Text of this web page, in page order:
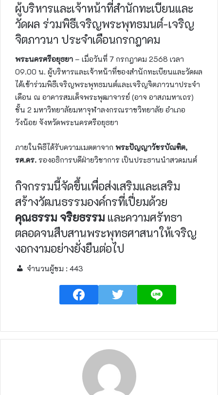
ผู้บริหารและเจ้าหน้าที่สำนักทะเบียนและ
วัดผล ร่วมพิธีเจริญพระพุทธมนต์-เจริญ
จิตภาวนา ประจำเดือนกรกฎาคม
พระนครศรีอยุธยา – เมื่อวันที่ 7 กรกฎาคม 2568 เวลา
09.00 น. ผู้บริหารและเจ้าหน้าที่ของสำนักทะเบียนและวัดผล
ได้เข้าร่วมพิธีเจริญพระพุทธมนต์และเจริญจิตภาวนาประจำ
เดือน ณ อาคารสมเด็จพระพุฒาจารย์ (อาจ อาสภมหาเถร)
ชั้น 2 มหาวิทยาลัยมหาจุฬาลงกรณราชวิทยาลัย อำเภอ
วังน้อย จังหวัดพระนครศรีอยุธยา
ภายในพิธีได้รับความเมตตาจาก พระปัญญาวัชรบัณฑิต,
รศ.ดร. รองอธิการบดีฝ่ายวิชาการ เป็นประธานนำสวดมนต์
กิจกรรมนี้จัดขึ้นเพื่อส่งเสริมและเสริม
สร้างวัฒนธรรมองค์กรที่เปี่ยมด้วย
คุณธรรม จริยธรรม และความศรัทธา
ตลอดจนสืบสานพระพุทธศาสนาให้เจริญ
งอกงามอย่างยั่งยืนต่อไป
จำนวนผู้ชม : 443